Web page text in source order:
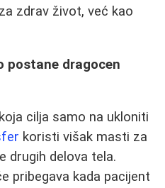
zdrav život, već kao
postane dragocen
cilja samo na ukloniti
koristi višak masti za
drugih delova tela.
pribegava kada pacijent